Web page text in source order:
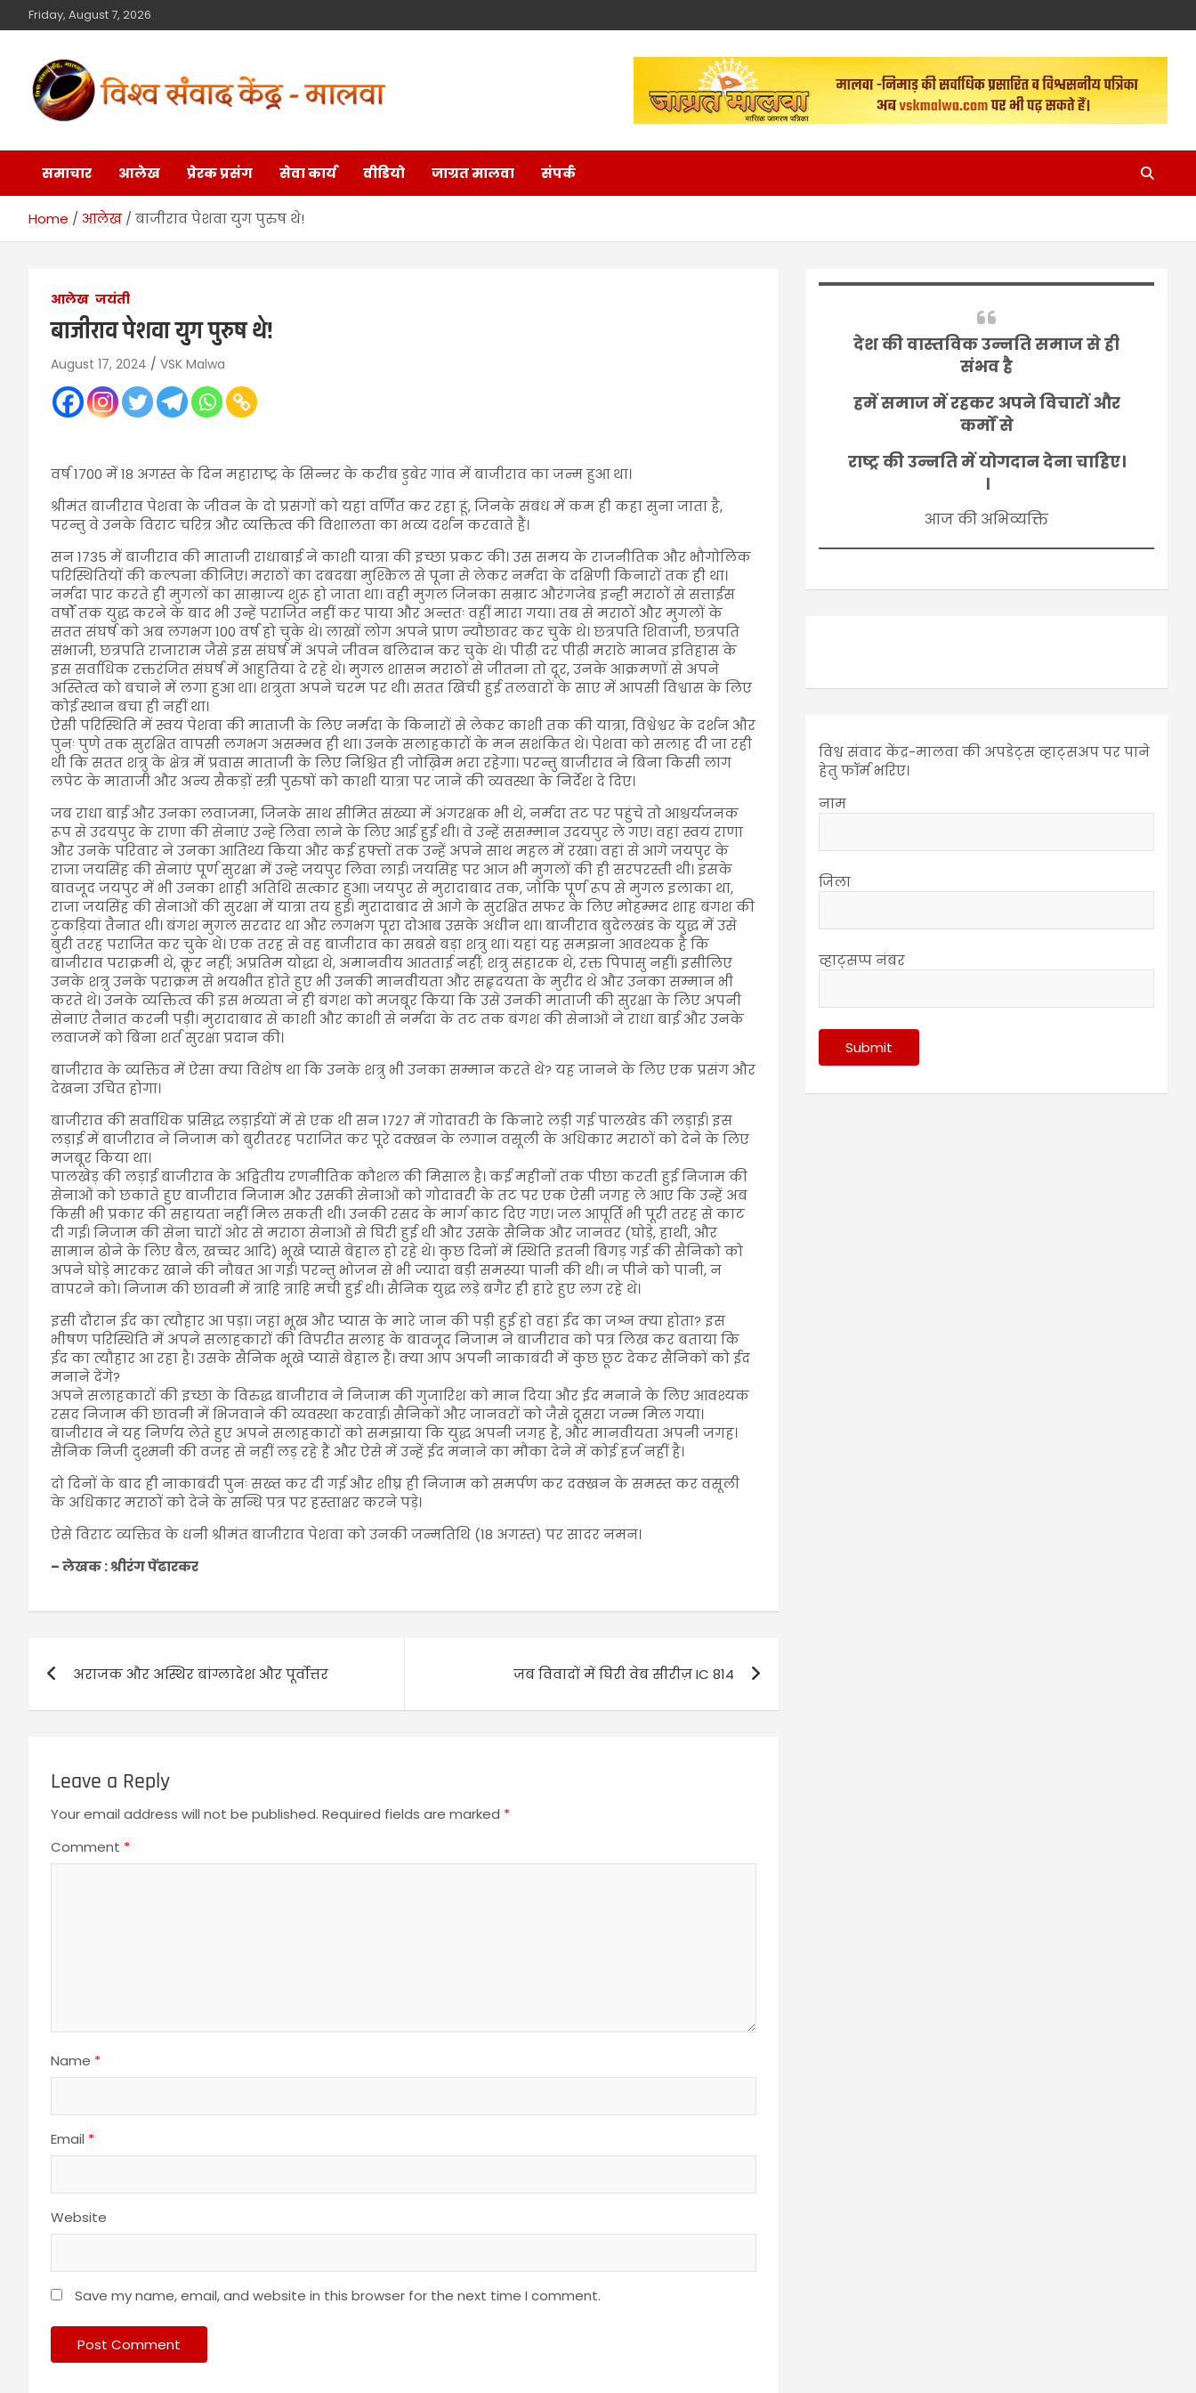
Friday, August 7, 2026
विश्व संवाद केंद्र
समाचार आलेख प्रेरक प्रसंग सेवा कार्य वीडियो जाग्रत मालवा संपर्क
Home आलेख बाजीराव पेशवा युग पुरुष थे!
आलेख जयंती
बाजीराव पेशवा युग पुरुष थे!
August 17, 2024 VSK Malwa
वर्ष 1700 में 18 अगस्त के दिन महाराष्ट्र के सिन्नर के करीब डुबेर गांव में बाजीराव का जन्म हुआ था।
श्रीमंत बाजीराव पेशवा के जीवन के दो प्रसंगों को यहां वर्णित कर रहा हूं, जिनके संबंध में कम ही कहा सुना जाता है,
परन्तु वे उनके विराट चरित्र और व्यक्तित्व की विशालता का भव्य दर्शन करवाते हैं।
सन 1735 में बाजीराव की माताजी राधाबाई ने काशी यात्रा की इच्छा प्रकट की। उस समय के राजनीतिक और भौगोलिक
परिस्थितियों की कल्पना कीजिए। मराठों का दबदबा मुश्किल से पूना से लेकर नर्मदा के दक्षिणी किनारों तक ही था।
नर्मदा पार करते ही मुगलों का साम्राज्य शुरू हो जाता था। वही मुगल जिनका सम्राट औरंगजेब इन्ही मराठों से सत्ताईस
वर्षों तक युद्ध करने के बाद भी उन्हें पराजित नहीं कर पाया और अन्ततः वहीं मारा गया। तब से मराठों और मुगलों के
सतत संघर्ष को अब लगभग 100 वर्ष हो चुके थे। लाखों लोग अपने प्राण न्यौछावर कर चुके थे। छत्रपति शिवाजी, छत्रपति
संभाजी, छत्रपति राजाराम जैसे इस संघर्ष में अपने जीवन बलिदान कर चुके थे। पीढ़ी दर पीढ़ी मराठे मानव इतिहास के
इस सर्वाधिक रक्तरंजित संघर्ष में आहुतियां दे रहे थे। मुगल शासन मराठों से जीतना तो दूर, उनके आक्रमणों से अपने
अस्तित्व को बचाने में लगा हुआ था। शत्रुता अपने चरम पर थी। सतत खिंची हुई तलवारों के साए में आपसी विश्वास के लिए
कोई स्थान बचा ही नहीं था।
ऐसी परिस्थिति में स्वयं पेशवा की माताजी के लिए नर्मदा के किनारों से लेकर काशी तक की यात्रा, विश्वेश्वर के दर्शन और
पुनः पुणे तक सुरक्षित वापसी लगभग असम्भव ही था। उनके सलाहकारों के मन सशंकित थे। पेशवा को सलाह दी जा रही
थी कि सतत शत्रु के क्षेत्र में प्रवास माताजी के लिए निश्चित ही जोख़िम भरा रहेगा। परन्तु बाजीराव ने बिना किसी लाग
लपेट के माताजी और अन्य सैकड़ों स्त्री पुरुषों को काशी यात्रा पर जाने की व्यवस्था के निर्देश दे दिए।
जब राधा बाई और उनका लवाजमा, जिनके साथ सीमित संख्या में अंगरक्षक भी थे, नर्मदा तट पर पहुंचे तो आश्चर्यजनक
रूप से उदयपुर के राणा की सेनाएं उन्हे लिवा लाने के लिए आई हुई थी। वे उन्हें ससम्मान उदयपुर ले गए। वहां स्वयं राणा
और उनके परिवार ने उनका आतिथ्य किया और कई हफ्तों तक उन्हें अपने साथ महल में रखा। वहां से आगे जयपुर के
राजा जयसिंह की सेनाएं पूर्ण सुरक्षा में उन्हे जयपुर लिवा लाई। जयसिंह पर आज भी मुगलों की ही सरपरस्ती थी। इसके
बावजूद जयपुर में भी उनका शाही अतिथि सत्कार हुआ। जयपुर से मुरादाबाद तक, जोकि पूर्ण रूप से मुगल इलाका था,
राजा जयसिंह की सेनाओं की सुरक्षा में यात्रा तय हुई। मुरादाबाद से आगे के सुरक्षित सफर के लिए मोहम्मद शाह बंगश की
टुकड़ियां तैनात थी। बंगश मुग़ल सरदार था और लगभग पूरा दोआब उसके अधीन था। बाजीराव बुदेलखंड के युद्ध में उसे
बुरी तरह पराजित कर चुके थे। एक तरह से वह बाजीराव का सबसे बड़ा शत्रु था। यहां यह समझना आवश्यक है कि
बाजीराव पराक्रमी थे, क्रूर नहीं; अप्रतिम योद्धा थे, अमानवीय आतताई नहीं; शत्रु संहारक थे, रक्त पिपासु नहीं। इसीलिए
उनके शत्रु उनके पराक्रम से भयभीत होते हुए भी उनकी मानवीयता और सहृदयता के मुरीद थे और उनका सम्मान भी
करते थे। उनके व्यक्तित्व की इस भव्यता ने ही बंगश को मजबूर किया कि उसे उनकी माताजी की सुरक्षा के लिए अपनी
सेनाएं तैनात करनी पड़ी। मुरादाबाद से काशी और काशी से नर्मदा के तट तक बंगश की सेनाओं ने राधा बाई और उनके
लवाजमें को बिना शर्त सुरक्षा प्रदान की।
बाजीराव के व्यक्तिव में ऐसा क्या विशेष था कि उनके शत्रु भी उनका सम्मान करते थे? यह जानने के लिए एक प्रसंग और
देखना उचित होगा।
बाजीराव की सर्वाधिक प्रसिद्ध लड़ाईयों में से एक थी सन 1727 में गोदावरी के किनारे लड़ी गई पालखेड की लड़ाई। इस
लड़ाई में बाजीराव ने निजाम को बुरीतरह पराजित कर पूरे दक्खन के लगान वसूली के अधिकार मराठों को देने के लिए
मजबूर किया था।
पालखेड़ की लड़ाई बाजीराव के अद्वितीय रणनीतिक कौशल की मिसाल है। कईं महीनों तक पीछा करती हुई निजाम की
सेनाओं को छकाते हुए बाजीराव निजाम और उसकी सेनाओं को गोदावरी के तट पर एक ऐसी जगह ले आए कि उन्हें अब
किसी भी प्रकार की सहायता नहीं मिल सकती थी। उनकी रसद के मार्ग काट दिए गए। जल आपूर्ति भी पूरी तरह से काट
दी गई। निजाम की सेना चारों ओर से मराठा सेनाओं से घिरी हुई थी और उसके सैनिक और जानवर (घोड़े, हाथी, और
सामान ढोने के लिए बैल, खच्चर आदि) भूखे प्यासे बेहाल हो रहे थे। कुछ दिनों में स्थिति इतनी बिगड़ गई की सैनिको को
अपने घोड़े मारकर खाने की नौबत आ गई। परन्तु भोजन से भी ज्यादा बड़ी समस्या पानी की थी। न पीने को पानी, न
वापरने को। निजाम की छावनी में त्राहि त्राहि मची हुई थी। सैनिक युद्ध लड़े बगैर ही हारे हुए लग रहे थे।
इसी दौरान ईद का त्यौहार आ पड़ा। जहां भूख और प्यास के मारे जान की पड़ी हुई हो वहां ईद का जश्न क्या होता? इस
भीषण परिस्थिति में अपने सलाहकारों की विपरीत सलाह के बावजूद निजाम ने बाजीराव को पत्र लिख कर बताया कि
ईद का त्यौहार आ रहा है। उसके सैनिक भूखे प्यासे बेहाल हैं। क्या आप अपनी नाकाबंदी में कुछ छूट देकर सैनिकों को ईद
मनाने देंगे?
अपने सलाहकारों की इच्छा के विरुद्ध बाजीराव ने निजाम की गुजारिश को मान दिया और ईद मनाने के लिए आवश्यक
रसद निजाम की छावनी में भिजवाने की व्यवस्था करवाई। सैनिकों और जानवरों को जैसे दूसरा जन्म मिल गया।
बाजीराव ने यह निर्णय लेते हुए अपने सलाहकारों को समझाया कि युद्ध अपनी जगह है, और मानवीयता अपनी जगह।
सैनिक निजी दुश्मनी की वजह से नहीं लड़ रहे हैं और ऐसे में उन्हें ईद मनाने का मौका देने में कोई हर्ज नहीं है।
दो दिनों के बाद ही नाकाबंदी पुनः सख्त कर दी गई और शीघ्र ही निजाम को समर्पण कर दक्खन के समस्त कर वसूली
के अधिकार मराठों को देने के सन्धि पत्र पर हस्ताक्षर करने पड़े।
ऐसे विराट व्यक्तिव के धनी श्रीमंत बाजीराव पेशवा को उनकी जन्मतिथि (18 अगस्त) पर सादर नमन।
– लेखक : श्रीरंग पेंढारकर
अराजक और अस्थिर बांग्लादेश और पूर्वोत्तर जब विवादों में घिरी वेब सीरीज़ IC 814
Leave a Reply
Your email address will not be published. Required fields are marked *
Comment *
Name *
Email *
Website
Save my name, email, and website in this browser for the next time I comment.
देश की वास्तविक उन्नति समाज से ही
संभव है
हमें समाज में रहकर अपने विचारों और
कर्मों से
राष्ट्र की उन्नति में योगदान देना चाहिए।
।
आज की अभिव्यक्ति
विश्व संवाद केंद्र-मालवा की अपडेट्स व्हाट्सअप पर पाने
हेतु फॉर्म भरिए।
नाम
जिला
व्हाट्सप्प नंबर